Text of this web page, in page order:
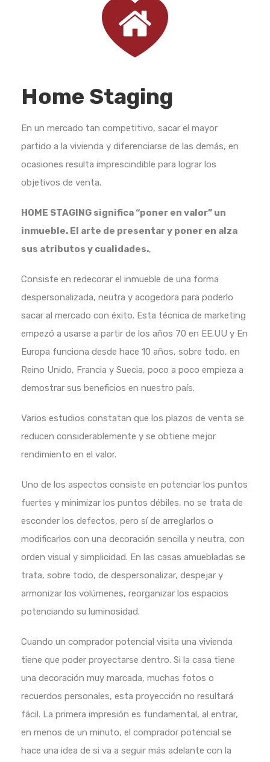
Home Staging
En un mercado tan competitivo, sacar el mayor
partido a la vivienda y diferenciarse de las demás, en
ocasiones resulta imprescindible para lograr los
objetivos de venta.
HOME STAGING significa “poner en valor” un
inmueble. El arte de presentar y poner en alza
sus atributos y cualidades.,
Consiste en redecorar el inmueble de una forma
despersonalizada, neutra y acogedora para poderlo
sacar al mercado con éxito. Esta técnica de marketing
empezó a usarse a partir de los años 70 en EE.UU y En
Europa funciona desde hace 10 años, sobre todo, en
Reino Unido, Francia y Suecia, poco a poco empieza a
demostrar sus beneficios en nuestro país.
Varios estudios constatan que los plazos de venta se
reducen considerablemente y se obtiene mejor
rendimiento en el valor.
Uno de los aspectos consiste en potenciar los puntos
fuertes y minimizar los puntos débiles, no se trata de
esconder los defectos, pero sí de arreglarlos o
modificarlos con una decoración sencilla y neutra, con
orden visual y simplicidad. En las casas amuebladas se
trata, sobre todo, de despersonalizar, despejar y
armonizar los volúmenes, reorganizar los espacios
potenciando su luminosidad.
Cuando un comprador potencial visita una vivienda
tiene que poder proyectarse dentro. Si la casa tiene
una decoración muy marcada, muchas fotos o
recuerdos personales, esta proyección no resultará
fácil. La primera impresión es fundamental, al entrar,
en menos de un minuto, el comprador potencial se
hace una idea de si va a seguir más adelante con la